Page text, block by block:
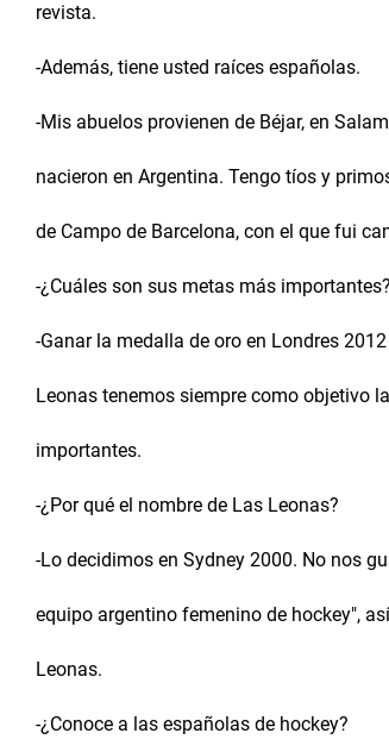
revista.
-Además, tiene usted raíces españolas.
-Mis abuelos provienen de Béjar, en
nacieron en Argentina. Tengo tíos y
de Campo de Barcelona, con el que fui
-¿Cuáles son sus metas más importantes?
-Ganar la medalla de oro en Londres
Leonas tenemos siempre como objetivo
importantes.
-¿Por qué el nombre de Las Leonas?
-Lo decidimos en Sydney 2000. No nos
equipo argentino femenino de hockey",
Leonas.
-¿Conoce a las españolas de hockey?